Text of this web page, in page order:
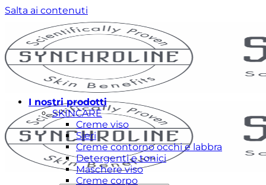
Salta ai contenuti
I nostri prodotti
SKINCARE
Creme viso
Sieri
Creme contorno occhi e labbra
Detergenti e tonici
Maschere viso
Creme corpo